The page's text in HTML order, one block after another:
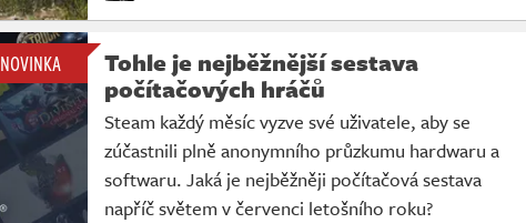
NOVINKA
Tohle je nejběžnější sestava
počítačových hráčů
Steam každý měsíc vyzve své uživatele, aby se
zúčastnili plně anonymního průzkumu hardwaru a
softwaru. Jaká je nejběžněji počítačová sestava
napříč světem v červenci letošního roku?